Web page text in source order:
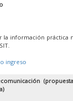
la información práctica
ingreso